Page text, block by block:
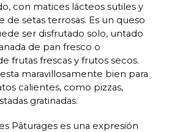
con matices lácteos sutiles y
de setas terrosas. Es un queso
ser disfrutado solo, untado
de pan fresco o
frutas frescas y frutos secos.
maravillosamente bien para
calientes, como pizzas,
gratinadas.
Pâturages es una expresión